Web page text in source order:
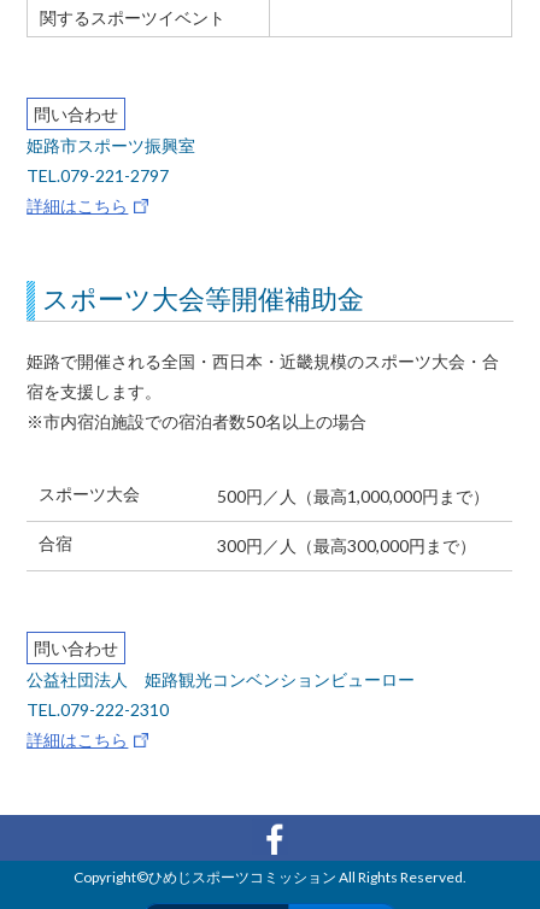
関するスポーツイベント
問い合わせ
姫路市スポーツ振興室
TEL.079-221-2797
詳細はこちら
スポーツ大会等開催補助金
姫路で開催される全国・西日本・近畿規模のスポーツ大会・合
宿を支援します。
※市内宿泊施設での宿泊者数50名以上の場合
スポーツ大会 500円／人（最高1,000,000円まで）
合宿 300円／人（最高300,000円まで）
問い合わせ
公益社団法人 姫路観光コンベンションビューロー
TEL.079-222-2310
詳細はこちら
Copyright©ひめじスポーツコミッション All Rights Reserved.